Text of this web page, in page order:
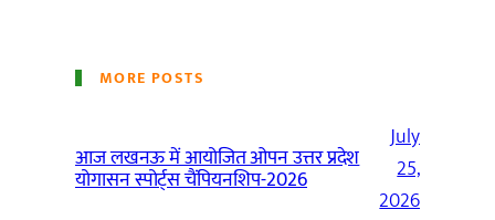
MORE POSTS
आज लखनऊ में आयोजित ओपन उत्तर प्रदेश
योगासन स्पोर्ट्स चैंपियनशिप-2026
July
25,
2026